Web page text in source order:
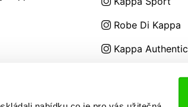
Robe Di Kappa
Kappa Authentic